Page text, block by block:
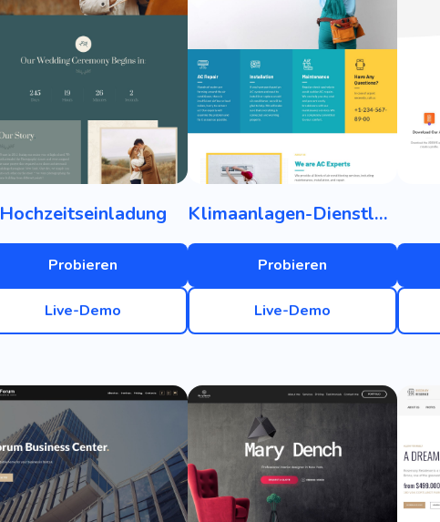
Hochzeitseinladung
Probieren
Live-Demo
Klimaanlagen-Dienstleistungen
Probieren
Live-Demo